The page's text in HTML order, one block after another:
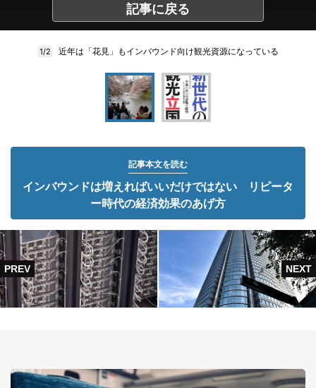
記事に戻る
1/2 近年は「花見」もインバウンド向け観光資源になっている
記事本文を読む
インバウンドは増えればいいだけではない リピータ
ー時代の経済効果のあげ方